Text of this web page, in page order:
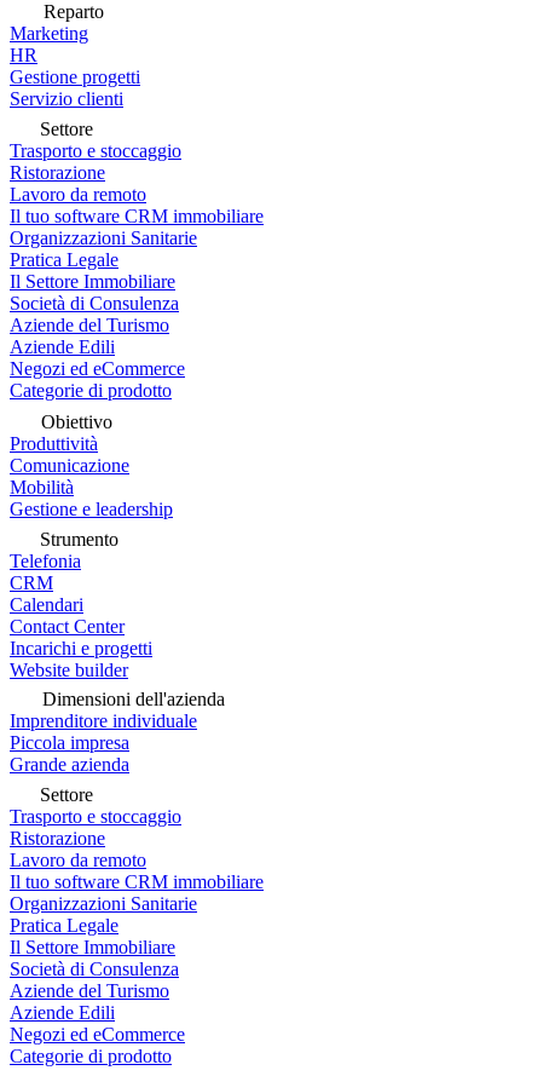
Reparto
Marketing
HR
Gestione progetti
Servizio clienti
Settore
Trasporto e stoccaggio
Ristorazione
Lavoro da remoto
Il tuo software CRM immobiliare
Organizzazioni Sanitarie
Pratica Legale
Il Settore Immobiliare
Società di Consulenza
Aziende del Turismo
Aziende Edili
Negozi ed eCommerce
Categorie di prodotto
Obiettivo
Produttività
Comunicazione
Mobilità
Gestione e leadership
Strumento
Telefonia
CRM
Calendari
Contact Center
Incarichi e progetti
Website builder
Dimensioni dell'azienda
Imprenditore individuale
Piccola impresa
Grande azienda
Settore
Trasporto e stoccaggio
Ristorazione
Lavoro da remoto
Il tuo software CRM immobiliare
Organizzazioni Sanitarie
Pratica Legale
Il Settore Immobiliare
Società di Consulenza
Aziende del Turismo
Aziende Edili
Negozi ed eCommerce
Categorie di prodotto